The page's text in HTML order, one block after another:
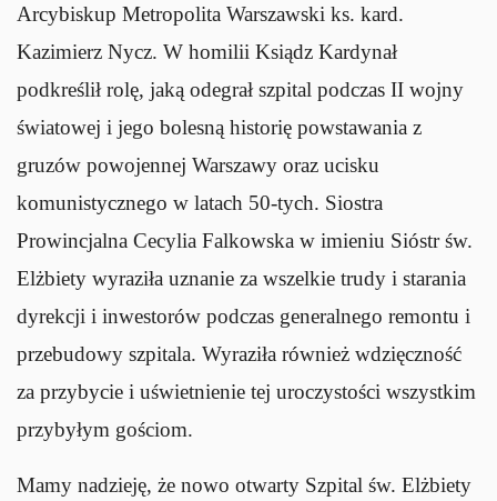
Arcybiskup Metropolita Warszawski ks. kard.
Kazimierz Nycz. W homilii Ksiądz Kardynał
podkreślił rolę, jaką odegrał szpital podczas II wojny
światowej i jego bolesną historię powstawania z
gruzów powojennej Warszawy oraz ucisku
komunistycznego w latach 50-tych. Siostra
Prowincjalna Cecylia Falkowska w imieniu Sióstr św.
Elżbiety wyraziła uznanie za wszelkie trudy i starania
dyrekcji i inwestorów podczas generalnego remontu i
przebudowy szpitala. Wyraziła również wdzięczność
za przybycie i uświetnienie tej uroczystości wszystkim
przybyłym gościom.
Mamy nadzieję, że nowo otwarty Szpital św. Elżbiety